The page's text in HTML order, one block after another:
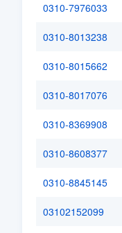
0310-7976033
0310-8013238
0310-8015662
0310-8017076
0310-8369908
0310-8608377
0310-8845145
03102152099